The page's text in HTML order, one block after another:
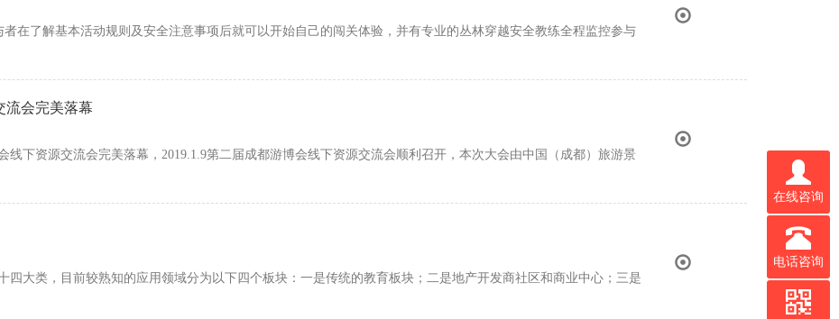
在了解基本活动规则及安全注意事项后就可以开始自己的闯关体验，并有专业的丛林穿越安全教练全程监控参与
流会完美落幕
下资源交流会完美落幕，2019.1.9第二届成都游博会线下资源交流会顺利召开，本次大会由中国（成都）旅游景
四大类，目前较熟知的应用领域分为以下四个板块：一是传统的教育板块；二是地产开发商社区和商业中心；三是
在线咨询
电话咨询